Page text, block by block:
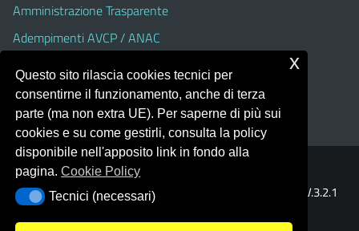
Amministrazione Trasparente
Adempimenti AVCP / ANAC
Accesso Civico
Dichiarazione di accessibilità
Portale realizzato con la piattaforma
Template Italia configurato sul tema accessibile
V.3.2.1
(Alioth)
Questo sito rilascia cookies tecnici per
consentirne il funzionamento, anche di terza
parte (ma non extra UE). Per saperne di più sui
cookies e su come gestirli, consulta la policy
disponibile nell'apposito link in fondo alla
pagina.Cookie Policy
Tecnici (necessari)
Tecnici (necessari)
x